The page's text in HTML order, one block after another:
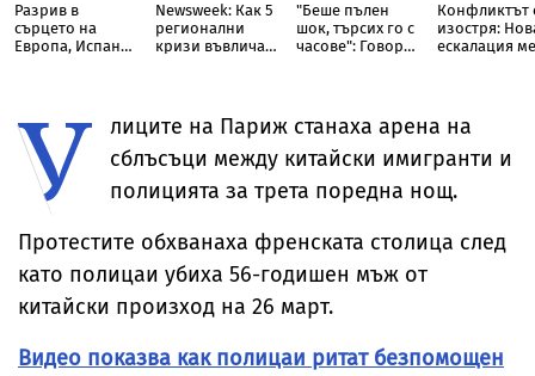
Разрив в
сърцето на
Европа, Испания
Newsweek: Как 5
регионални
кризи въвличат
"Беше пълен
шок, търсих го с
часове": Говори
Конфликтът
изостря:
ескалация
У
лиците на Париж станаха арена на
сблъсъци между китайски имигранти и
полицията за трета поредна нощ.
Протестите обхванаха френската столица след
като полицаи убиха 56-годишен мъж от
китайски произход на 26 март.
Видео показва как полицаи ритат безпомощен